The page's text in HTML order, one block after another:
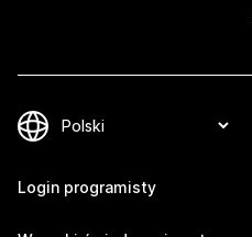
Login programisty